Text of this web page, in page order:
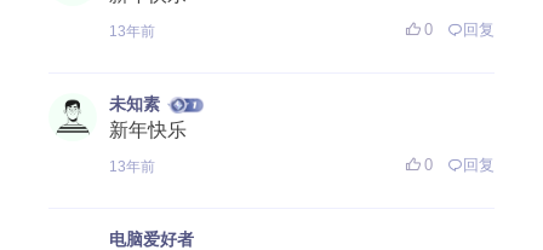
13年前 0 回复
未知素
新年快乐
13年前 0 回复
电脑爱好者